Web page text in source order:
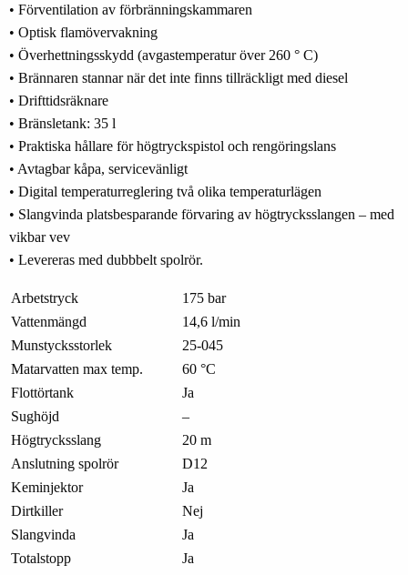
• Förventilation av förbränningskammaren
• Optisk flamövervakning
• Överhettningsskydd (avgastemperatur över 260 ° C)
• Brännaren stannar när det inte finns tillräckligt med diesel
• Drifttidsräknare
• Bränsletank: 35 l
• Praktiska hållare för högtryckspistol och rengöringslans
• Avtagbar kåpa, servicevänligt
• Digital temperaturreglering två olika temperaturlägen
• Slangvinda platsbesparande förvaring av högtrycksslangen – med
vikbar vev
• Levereras med dubbbelt spolrör.
Arbetstryck
175 bar
Vattenmängd
14,6 l/min
Munstycksstorlek
25-045
Matarvatten max temp.
60 °C
Flottörtank
Ja
Sughöjd
–
Högtrycksslang
20 m
Anslutning spolrör
D12
Keminjektor
Ja
Dirtkiller
Nej
Slangvinda
Ja
Totalstopp
Ja